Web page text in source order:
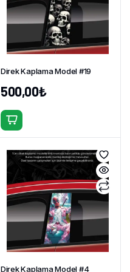
Direk Kaplama Model #19
500,00₺
Direk Kaplama Model #4